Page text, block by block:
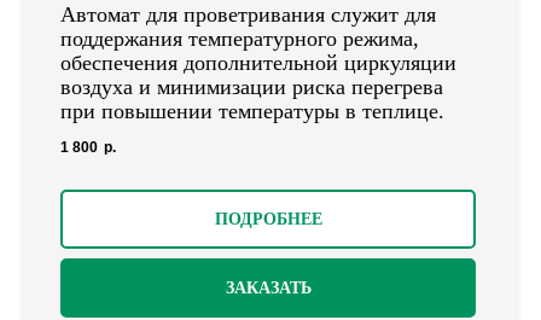
Автомат для проветривания служит для
поддержания температурного режима,
обеспечения дополнительной циркуляции
воздуха и минимизации риска перегрева
при повышении температуры в теплице.
1 800 р.
ПОДРОБНЕЕ
ЗАКАЗАТЬ